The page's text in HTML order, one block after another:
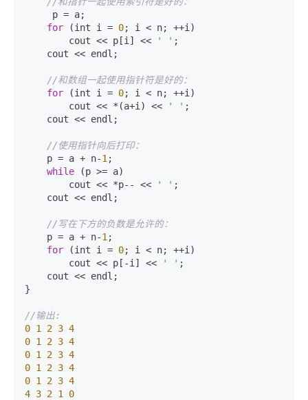
for (int i = 0; i < n; ++i)
        cout << p[i] <<
' ' ;
//和数组一起使用指针符是好的：
for (int i = 0; i < n; ++i)
        cout << *(a+i) <<
' ' ;
//使用指针向后打印：
    p = a + n-
1 ;
while (p >= a)
        cout << *p-- <<
' ' ;
//写在下方的负数是允许的：
    p = a + n-
1 ;
for (int i = 0; i < n; ++i)
        cout << p[-i] <<
' ' ;
}
//输出:
0 1 2 3 4
0 1 2 3 4
0 1 2 3 4
0 1 2 3 4
0 1 2 3 4
4 3 2 1
0